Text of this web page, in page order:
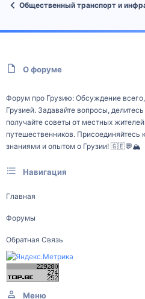
Общественный транспорт и
О форуме
Форум про Грузию: Обсуждение всего,
Грузией. Задавайте вопросы,
получайте советы от местных
путешественников. Присоединяйтесь
знаниями и опытом о Грузии! 🇬🇪💬🏔️
Навигация
Главная
Форумы
Обратная Связь
Меню